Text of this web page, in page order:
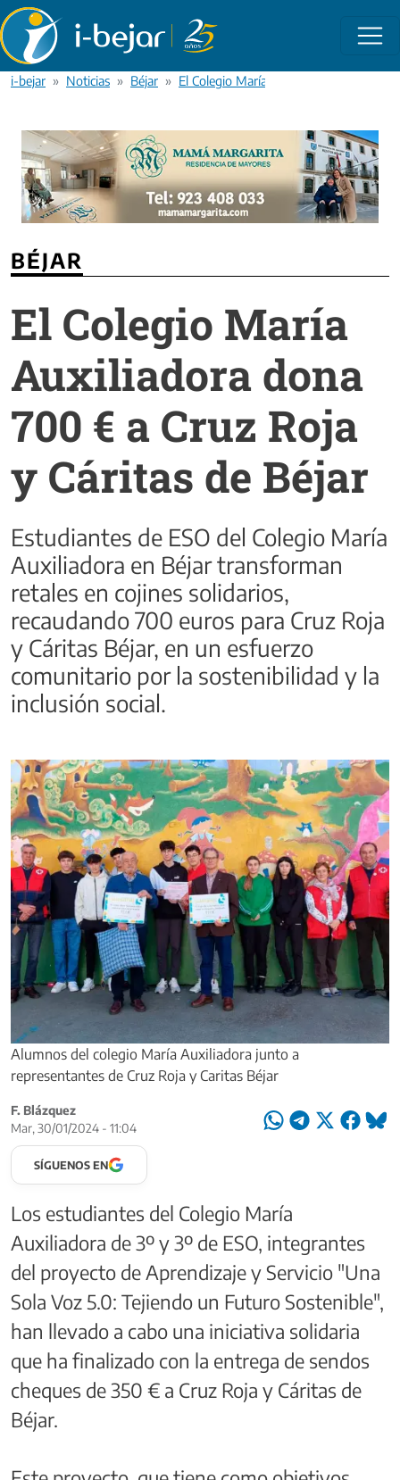
Pasar al contenido principal
i-bejar Noticias Béjar El Colegio María Auxiliadora dona 700
BÉJAR
El Colegio María
Auxiliadora dona
700 € a Cruz Roja
y Cáritas de Béjar
Estudiantes de ESO del Colegio María
Auxiliadora en Béjar transforman
retales en cojines solidarios,
recaudando 700 euros para Cruz Roja
y Cáritas Béjar, en un esfuerzo
comunitario por la sostenibilidad y la
inclusión social.
Alumnos del colegio María Auxiliadora junto a
representantes de Cruz Roja y Caritas Béjar
F. Blázquez
Mar, 30/01/2024 - 11:04
SÍGUENOS EN
Los estudiantes del Colegio María
Auxiliadora de 3º y 3º de ESO, integrantes
del proyecto de Aprendizaje y Servicio "Una
Sola Voz 5.0: Tejiendo un Futuro Sostenible",
han llevado a cabo una iniciativa solidaria
que ha finalizado con la entrega de sendos
cheques de 350 € a Cruz Roja y Cáritas de
Béjar.